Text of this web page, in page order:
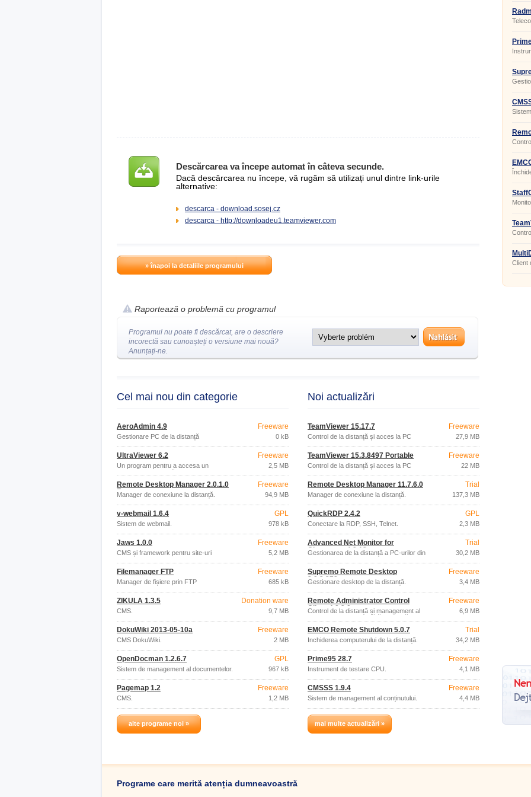
Descărcarea va începe automat în câteva secunde.
Dacă descărcarea nu începe, vă rugăm să utilizați unul dintre link-urile
alternative:
descarca - download.sosej.cz
descarca - http://downloadeu1.teamviewer.com
» înapoi la detaliile programului
Raportează o problemă cu programul
Programul nu poate fi descărcat, are o descriere
incorectă sau cunoașteți o versiune mai nouă?
Anunțați-ne.
Cel mai nou din categorie
AeroAdmin 4.9
Gestionare PC de la distanță
Freeware
0 kB
UltraViewer 6.2
Un program pentru a accesa un
computer la distanță
Freeware
2,5 MB
Remote Desktop Manager 2.0.1.0
Free
Manager de conexiune la distanță.
Freeware
94,9 MB
v-webmail 1.6.4
Sistem de webmail.
GPL
978 kB
Jaws 1.0.0
CMS și framework pentru site-uri
personalizate.
Freeware
5,2 MB
Filemanager FTP
Manager de fișiere prin FTP
Freeware
685 kB
ZIKULA 1.3.5
CMS.
Donation ware
9,7 MB
DokuWiki 2013-05-10a
CMS DokuWiki.
Freeware
2 MB
OpenDocman 1.2.6.7
Sistem de management al documentelor.
GPL
967 kB
Pagemap 1.2
CMS.
Freeware
1,2 MB
alte programe noi »
Noi actualizări
TeamViewer 15.17.7
Control de la distanță și acces la PC
Freeware
27,9 MB
TeamViewer 15.3.8497 Portable
Control de la distanță și acces la PC
Freeware
22 MB
Remote Desktop Manager 11.7.6.0
Manager de conexiune la distanță.
Trial
137,3 MB
QuickRDP 2.4.2
Conectare la RDP, SSH, Telnet.
GPL
2,3 MB
Advanced Net Monitor for
Classroom 4.9.12
Gestionarea de la distanță a PC-urilor din
Trial
30,2 MB
Supremo Remote Desktop
3.0.3.378
Gestionare desktop de la distanță.
Freeware
3,4 MB
Remote Administrator Control
Client 4.0.9.0
Control de la distanță și management al
computerelor chiar și fără o adresă IP
publică sau fixă.
Freeware
6,9 MB
EMCO Remote Shutdown 5.0.7
Închiderea computerului de la distanță.
Trial
34,2 MB
Prime95 28.7
Instrument de testare CPU.
Freeware
4,1 MB
CMSSS 1.9.4
Sistem de management al conținutului.
Freeware
4,4 MB
mai multe actualizări »
al
Client
Programe care merită atenția dumneavoastră